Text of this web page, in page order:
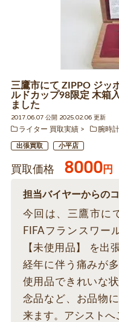
三鷹市にて ZIPPO ジッ
ルドカップ98限定 木箱
ました
2017.06.07 公開 2025.02.06 更新
ライター 買取実績
腕時
出張買取 小平店
買取価格 8000円
担当バイヤーからの
今回は、三鷹市に
FIFAフランスワー
【未使用品】 を出
経年に伴う痛みが
使用品できれいな
念品など、お品物
来ます。アシストへ